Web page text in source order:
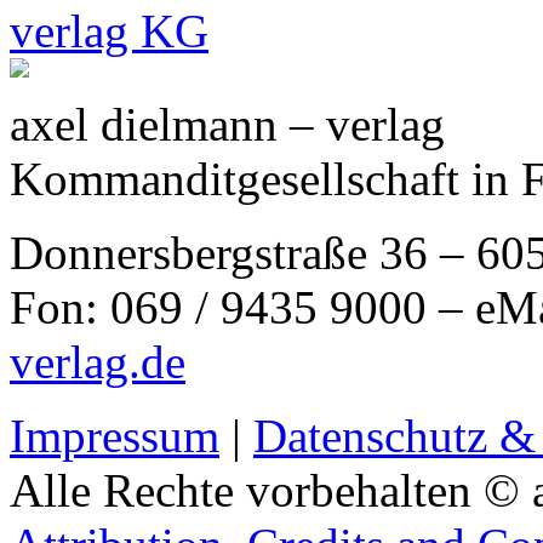
axel dielmann – verlag
Kommanditgesellschaft in
Donnersbergstraße 36 –
Fon: 069 / 9435 9000 –
verlag.de
Impressum | Datenschutz
Alle Rechte vorbehalten ©